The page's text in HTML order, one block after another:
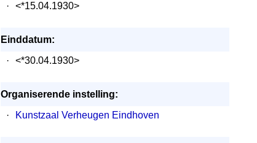
·
<*15.04.1930>
Einddatum:
·
<*30.04.1930>
Organiserende instelling:
·
Kunstzaal Verheugen Eindhoven